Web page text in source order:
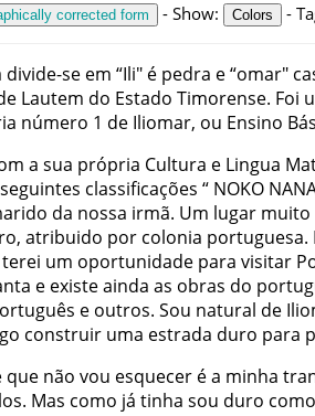
corrected form - Show: Colors -
divide-se em “Ili" é pedra e“omar"
Lautem do Estado Timorense. Foi
número 1 de Iliomar, ou Ensino
a sua própria Cultura e Lingua
seguintes classificações “ NOKO
da nossa irmã. Um lugar muito
, atribuido por colonia portuguesa.
terei um oportunidade para visitar
e existeainda as obras do
e outros. Sou natural de
construir uma estrada duro para
que não vou esquecer éa minha
. Mas como já tinha sou duro como